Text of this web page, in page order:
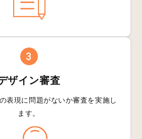
3
ザイン審査
表現に問題がないか審査を実施し
ます。